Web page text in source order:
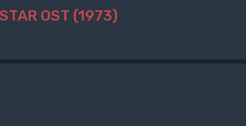
OST (1973)